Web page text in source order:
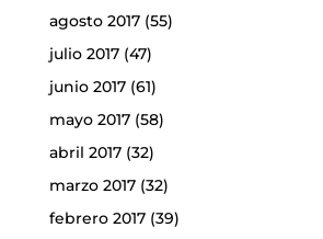
agosto 2017(55)
julio 2017(47)
junio 2017(61)
mayo 2017(58)
abril 2017(32)
marzo 2017(32)
febrero 2017(39)